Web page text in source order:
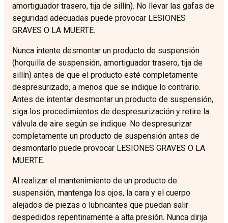
amortiguador trasero, tija de sillín). No llevar las gafas de
seguridad adecuadas puede provocar LESIONES
GRAVES O LA MUERTE.
Nunca intente desmontar un producto de suspensión
(horquilla de suspensión, amortiguador trasero, tija de
sillín) antes de que el producto esté completamente
despresurizado, a menos que se indique lo contrario.
Antes de intentar desmontar un producto de suspensión,
siga los procedimientos de despresurización y retire la
válvula de aire según se indique. No despresurizar
completamente un producto de suspensión antes de
desmontarlo puede provocar LESIONES GRAVES O LA
MUERTE.
Al realizar el mantenimiento de un producto de
suspensión, mantenga los ojos, la cara y el cuerpo
alejados de piezas o lubricantes que puedan salir
despedidos repentinamente a alta presión. Nunca dirija